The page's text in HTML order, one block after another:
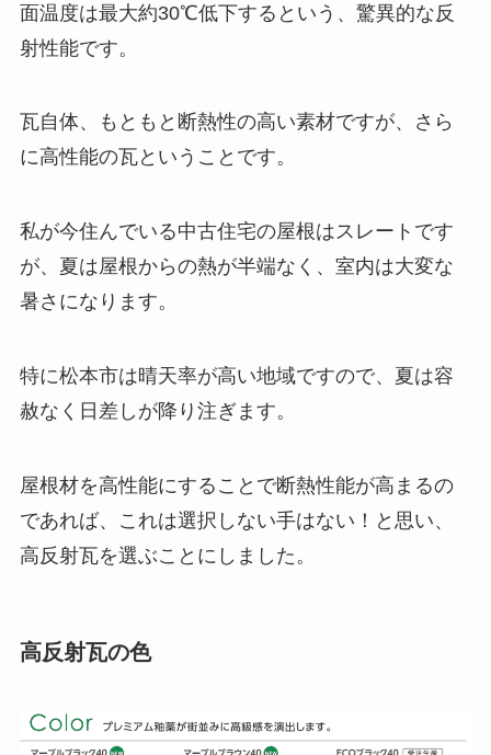
面温度は最大約30℃低下するという、驚異的な反
射性能です。
瓦自体、もともと断熱性の高い素材ですが、さら
に高性能の瓦ということです。
私が今住んでいる中古住宅の屋根はスレートです
が、夏は屋根からの熱が半端なく、室内は大変な
暑さになります。
特に松本市は晴天率が高い地域ですので、夏は容
赦なく日差しが降り注ぎます。
屋根材を高性能にすることで断熱性能が高まるの
であれば、これは選択しない手はない！と思い、
高反射瓦を選ぶことにしました。
高反射瓦の色